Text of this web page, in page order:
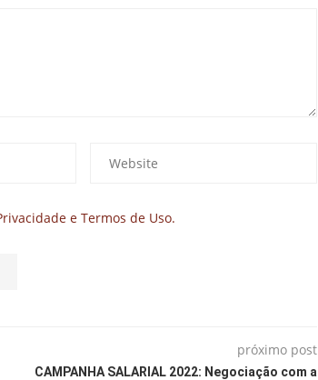
e Termos de Uso.
próximo post
CAMPANHA SALARIAL 2022: Negociação com a